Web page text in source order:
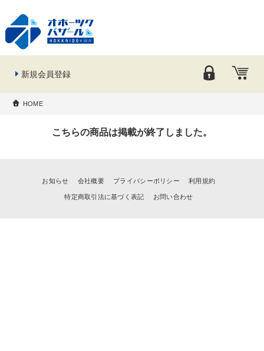
新規会員登録
HOME
こちらの商品は掲載が終了しました。
お知らせ 会社概要 プライバシーポリシー 利用規約
特定商取引法に基づく表記 お問い合わせ